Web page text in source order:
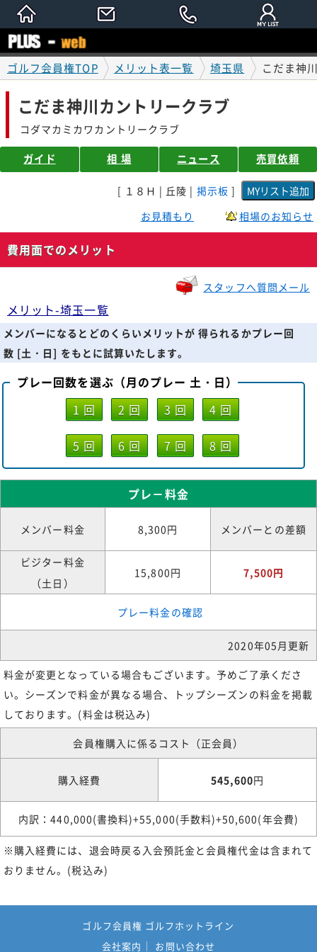
ゴルフ会員権TOP メリット表一覧 埼玉県 こだま神
こだま神川カントリークラブ
コダマカミカワカントリークラブ
ガイド 相 場 ニュース 売買依頼
[ １８Ｈ | 丘陵 | 掲示板 ]
お見積もり
相場のお知らせ
費用面でのメリット
スタッフへ質問メール
メリット-埼玉一覧
メンバーになるとどのくらいメリットが 得られるかプレー回
数 [土・日] をもとに試算いたします。
プレー回数を選ぶ（月のプレー 土・日）
1 回
2 回 3 回 4 回
5 回 6 回 7 回 8 回
プレ－料金
メンバー料金 8,300円 メンバーとの差額
ビジター料金
（土日）
15,800円 7,500円
プレー料金の確認
2020年05月更新
料金が変更となっている場合もございます。予めご了承くださ
い。シーズンで料金が異なる場合、トップシーズンの料金を掲載
しております。(料金は税込み)
会員権購入に係るコスト（正会員）
購入経費 545,600円
内訳：440,000(書換料)+55,000(手数料)+50,600(年会費)
※購入経費には、退会時戻る入会預託金と会員権代金は含まれて
おりません。(税込み)
ゴルフ会員権 ゴルフホットライン
会社案内
お問い合わせ